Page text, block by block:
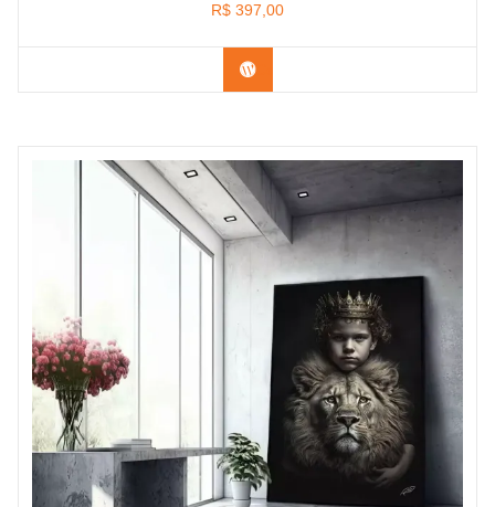
R$ 397,00
Confira os modelos